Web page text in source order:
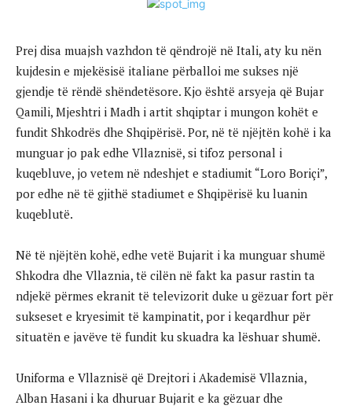
Prej disa muajsh vazhdon të qëndrojë në Itali, aty ku nën
kujdesin e mjekësisë italiane përballoi me sukses një
gjendje të rëndë shëndetësore. Kjo është arsyeja që Bujar
Qamili, Mjeshtri i Madh i artit shqiptar i mungon kohët e
fundit Shkodrës dhe Shqipërisë. Por, në të njëjtën kohë i ka
munguar jo pak edhe Vllaznisë, si tifoz personal i
kuqebluve, jo vetem në ndeshjet e stadiumit “Loro Boriçi”,
por edhe në të gjithë stadiumet e Shqipërisë ku luanin
kuqeblutë.
Në të njëjtën kohë, edhe vetë Bujarit i ka munguar shumë
Shkodra dhe Vllaznia, të cilën në fakt ka pasur rastin ta
ndjekë përmes ekranit të televizorit duke u gëzuar fort për
sukseset e kryesimit të kampinatit, por i keqardhur për
situatën e javëve të fundit ku skuadra ka lëshuar shumë.
Uniforma e Vllaznisë që Drejtori i Akademisë Vllaznia,
Alban Hasani i ka dhuruar Bujarit e ka gëzuar dhe